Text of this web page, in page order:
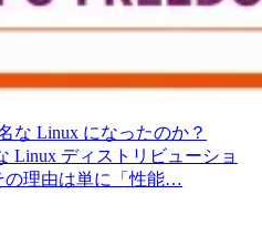
な Linux になったのか？
Linux ディストリビューショ
の理由は単に「性能…